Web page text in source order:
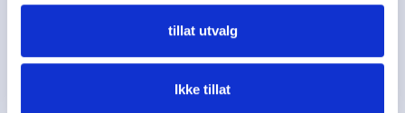
tillat utvalg
Ikke tillat